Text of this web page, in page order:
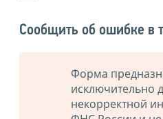
Сообщить об ошибке в
Форма
исключительно
некорректной